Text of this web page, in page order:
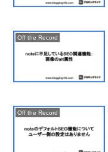
Off the Record
Off the Record